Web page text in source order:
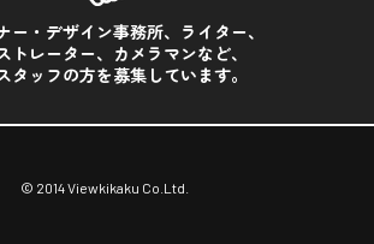
ー・デザイン事務所、ライター、
トレーター、カメラマンなど、
タッフの方を募集しています。
© 2014 Viewkikaku Co.Ltd.